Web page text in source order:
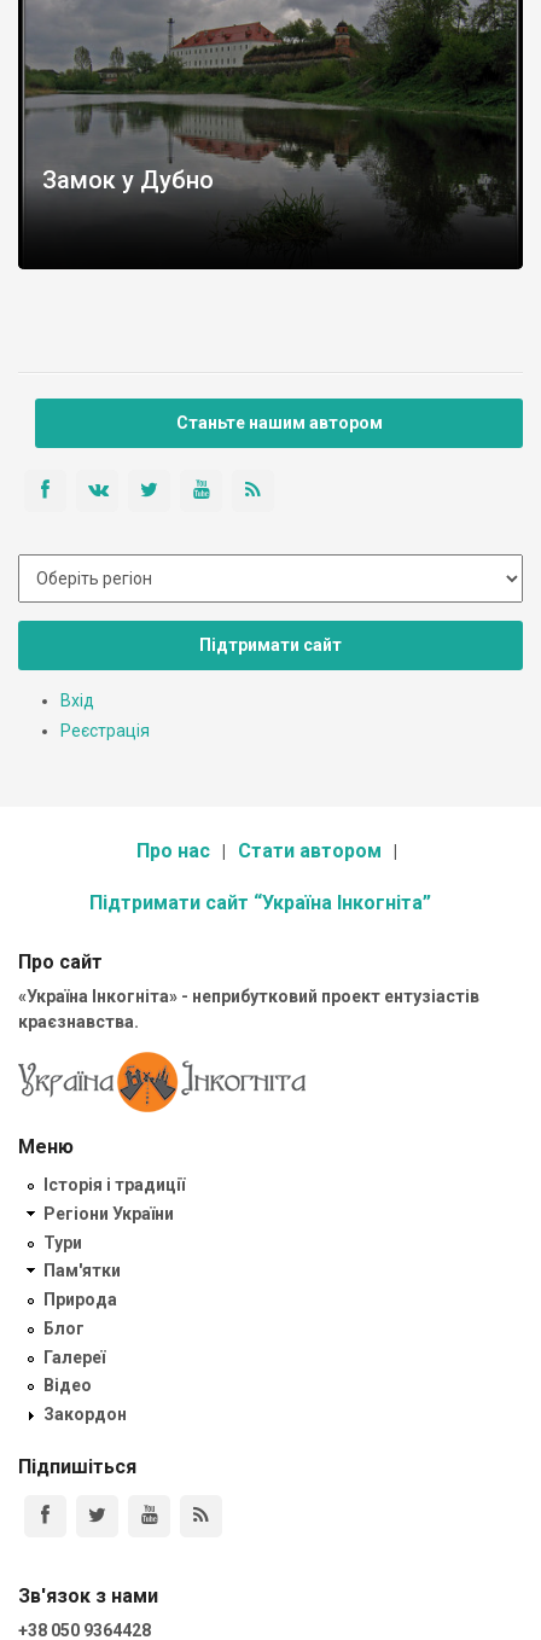
Замок у Дубно
Станьте нашим автором
Підтримати сайт
Вхід
Реєстрація
Про нас Стати автором
Підтримати сайт “Україна Інкогніта”
Про сайт
«Україна Інкогніта» - неприбутковий проект ентузіастів
краєзнавства.
Меню
Історія і традиції
Регіони України
Тури
Пам'ятки
Природа
Блог
Галереї
Відео
Закордон
Підпишіться
Зв'язок з нами
+38 050 9364428